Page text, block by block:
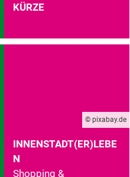
KÜRZE
© pixabay.de
INNENSTADT(ER)LEBE
N
Shopping &